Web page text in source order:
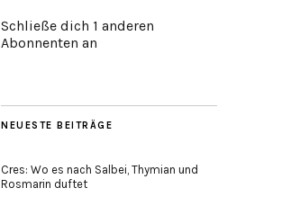
Schließe dich 1 anderen
Abonnenten an
NEUESTE BEITRÄGE
Cres: Wo es nach Salbei, Thymian und
Rosmarin duftet